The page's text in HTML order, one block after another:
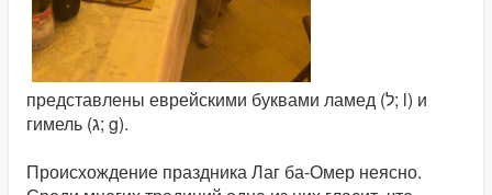
представлены еврейскими буквами ламед (ל; l) и
гимель (ג; g).
Происхождение праздника Лаг ба-Омер неясно.